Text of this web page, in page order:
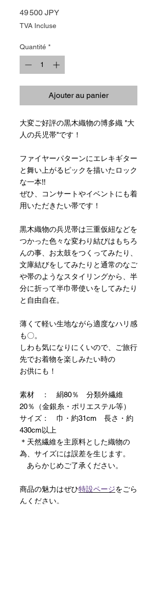
49 500 JPYPrix
TVA Incluse
Quantité *
Ajouter au panier
大変ご好評の黒木織物の博多織 "大
人の兵児帯"です！
ファイヤーパターンにエレキギター
と舞い上がるピックを描いたロック
な一本!!
ぜひ、コンサートやイベントにも着
用いただきたい帯です！
黒木織物の兵児帯は三重仮紐などを
つかった色々な変わり結びはもちろ
んの事、お太鼓をつくってみたり、
文庫結びをしてみたりと通常のなご
や帯のようなスタイリングから、半
分に折って半巾帯使いをしてみたり
と自由自在。
薄くて軽い生地ながら適度なハリ感
も〇。
しわも気になりにくいので、ご旅行
先でお着物を楽しみたい時の
お供にも！
素材 ： 絹80％ 分類外繊維
20％（金銀糸・ポリエステル等）
サイズ： 巾・約31cm 長さ・約
430cm以上
＊天然繊維を主原料とした織物の
為、サイズには誤差を生じます。
あらかじめご了承ください。
商品の魅力はぜひ特設ページをごら
んください。